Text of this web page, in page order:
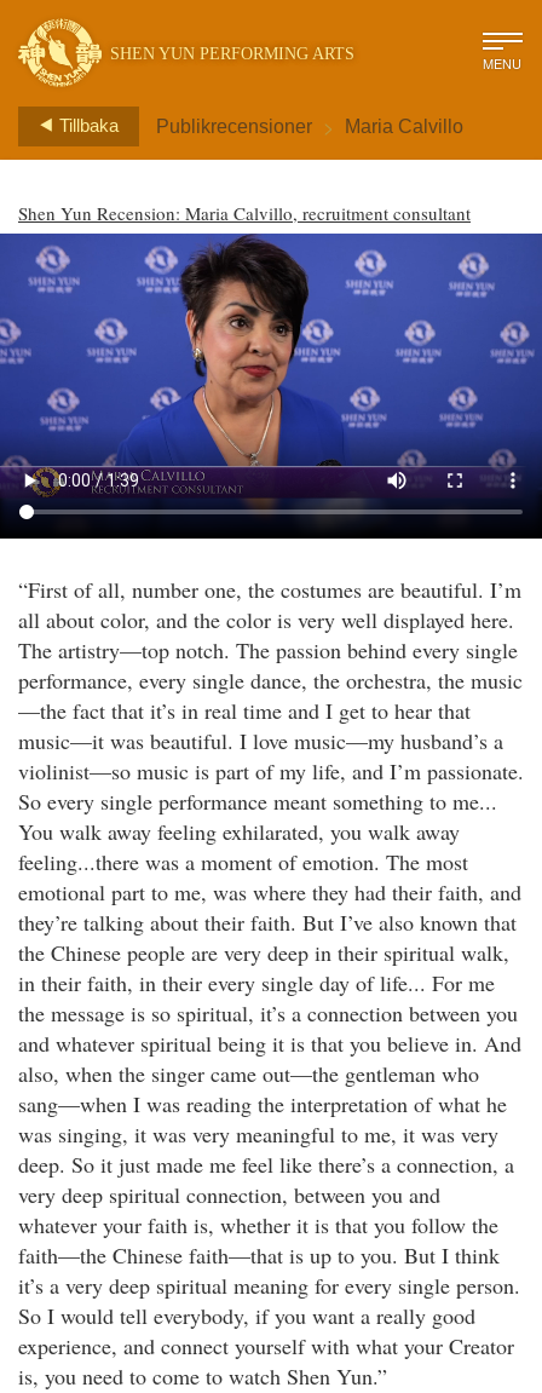
SHEN YUN PERFORMING ARTS MENU
Tillbaka Publikrecensioner > Maria Calvillo
Shen Yun Recension: Maria Calvillo, recruitment consultant
“First of all, number one, the costumes are beautiful. I’m
all about color, and the color is very well displayed here.
The artistry—top notch. The passion behind every single
performance, every single dance, the orchestra, the music
—the fact that it’s in real time and I get to hear that
music—it was beautiful. I love music—my husband’s a
violinist—so music is part of my life, and I’m passionate.
So every single performance meant something to me...
You walk away feeling exhilarated, you walk away
feeling...there was a moment of emotion. The most
emotional part to me, was where they had their faith, and
they’re talking about their faith. But I’ve also known that
the Chinese people are very deep in their spiritual walk,
in their faith, in their every single day of life... For me
the message is so spiritual, it’s a connection between you
and whatever spiritual being it is that you believe in. And
also, when the singer came out—the gentleman who
sang—when I was reading the interpretation of what he
was singing, it was very meaningful to me, it was very
deep. So it just made me feel like there’s a connection, a
very deep spiritual connection, between you and
whatever your faith is, whether it is that you follow the
faith—the Chinese faith—that is up to you. But I think
it’s a very deep spiritual meaning for every single person.
So I would tell everybody, if you want a really good
experience, and connect yourself with what your Creator
is, you need to come to watch Shen Yun.”